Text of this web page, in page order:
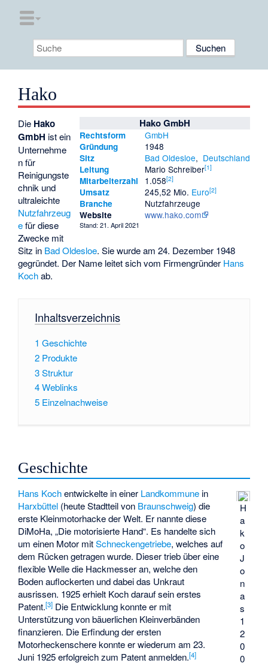
Hako
Hako GmbH
Rechtsform GmbH
Gründung 1948
Sitz Bad Oldesloe, Deutschland
Leitung Mario Schreiber[1]
Mitarbeiterzahl 1.058[2]
Umsatz 245,52 Mio. Euro[2]
Branche Nutzfahrzeuge
Website www.hako.com
Stand: 21. April 2021
Die Hako
GmbH ist ein
Unternehme
n für
Reinigungste
chnik und
ultraleichte
Nutzfahrzeug
efür diese
Zwecke mit
Sitz in Bad Oldesloe. Sie wurde am 24. Dezember 1948
gegründet. Der Name leitet sich vom Firmengründer Hans
Kochab.
Inhaltsverzeichnis
1 Geschichte
2 Produkte
3Struktur
4Weblinks
5 Einzelnachweise
Geschichte
H
a
k
o
J
o
n
a
s
1
2
0
0
Hans Kochentwickelte in einer Landkommune in
Harxbüttel (heute Stadtteil von Braunschweig) die
erste Kleinmotorhacke der Welt. Er nannte diese
DiMoHa, „Die motorisierte Hand“. Es handelte sich
um einen Motor mitSchneckengetriebe, welches auf
dem Rücken getragen wurde. Dieser trieb über eine
flexible Welle die Hackmesser an, welche den
Boden auflockerten und dabei das Unkraut
ausrissen. 1925 erhielt Koch darauf sein erstes
Patent.[3] Die Entwicklung konnte er mit
Unterstützung von bäuerlichen Kleinverbänden
finanzieren. Die Erfindung der ersten
Motorheckenschere konnte er wiederum am 23.
Juni 1925 erfolgreich zum Patent anmelden.[4]